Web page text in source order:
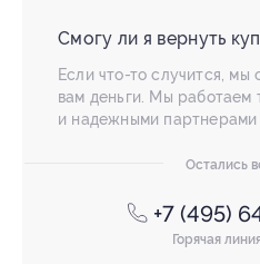
Смогу ли я вернуть
Если что-то случится, мы
вам деньги. Мы работаем
и надежными партнерами
Остались
+7 (495)
Горячая